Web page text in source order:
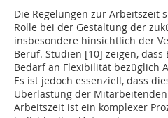
Die Regelungen zur Arbeitszeit
Rolle bei der Gestaltung der
insbesondere hinsichtlich der
Beruf. Studien [10] zeigen,
Bedarf an Flexibilität bezüglich
Es ist jedoch essenziell, dass
Überlastung der
Arbeitszeit ist ein komplexer